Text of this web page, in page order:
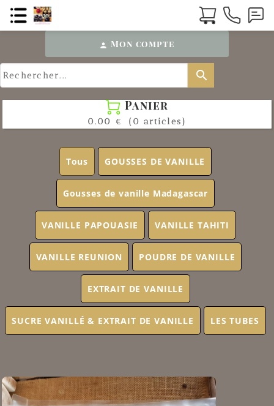
person Mon compte
search
 Panier
0.00 € (0 articles)
Tous GOUSSES DE VANILLE
Gousses de vanille Madagascar
VANILLE PAPOUASIE VANILLE TAHITI
VANILLE REUNION POUDRE DE VANILLE
EXTRAIT DE VANILLE
SUCRE VANILLÉ & EXTRAIT DE VANILLE LES TUBES